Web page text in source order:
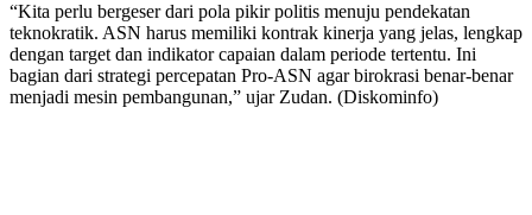
“Kita perlu bergeser dari pola pikir politis menuju pendekatan
teknokratik. ASN harus memiliki kontrak kinerja yang jelas, lengkap
dengan target dan indikator capaian dalam periode tertentu. Ini
bagian dari strategi percepatan Pro-ASN agar birokrasi benar-benar
menjadi mesin pembangunan,” ujar Zudan. (Diskominfo)